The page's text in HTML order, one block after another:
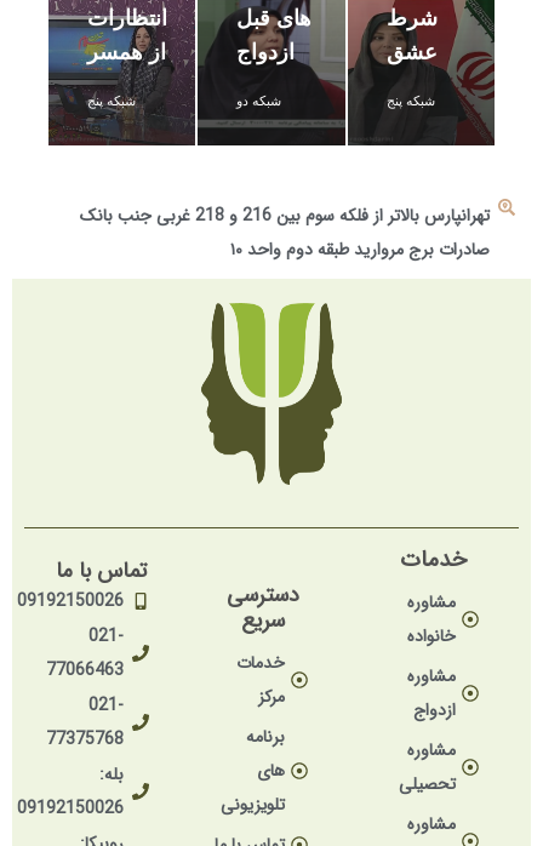
شرط
عشق
شبکه پنج
های قبل
ازدواج
شبکه دو
انتظارات
از همسر
شبکه پنج
تهرانپارس بالاتر از فلکه سوم بین 216 و 218 غربی جنب بانک
صادرات برج مروارید طبقه دوم واحد ۱۰
خدمات
مشاوره
خانواده
مشاوره
ازدواج
مشاوره
تحصیلی
مشاوره
دسترسی
سریع
خدمات
مرکز
برنامه
های
تلویزیونی
تماس با ما
09192150026
021-
77066463
021-
77375768
بله:
09192150026